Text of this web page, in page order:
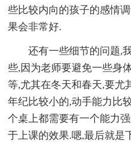
些比较内向的孩子的感情
果会非常好.
还有一些细节的问题,
些,因为老师要避免一些身
等,尤其在冬天和春天,要尤
年纪比较小的,动手能力比
个桌上都需要有一个能力
于上课的效果.嗯,最后就是